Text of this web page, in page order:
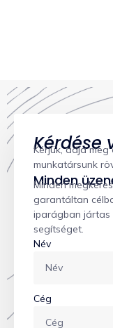
Kérdése
Kérjük, adja
munkatársunk
Minden
Minden
garantáltan
iparágban jártas
segítséget.
Név
Cég